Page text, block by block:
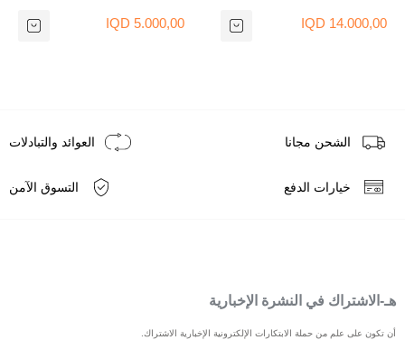
14.000,00 IQD
5.000,00 IQD
الشحن مجانا العوائد والتبادلات
خيارات الدفع التسوق الآمن
هـ-الاشتراك في النشرة الإخبارية
أن تكون على علم من حملة الابتكارات الإلكترونية الإخبارية الاشتراك.